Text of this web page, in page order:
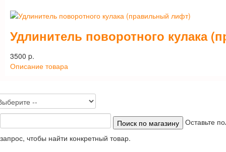
Удлинитель поворотного кулака
3500 p.
Описание товара
Оставьте
запрос, чтобы найти конкретный товар.